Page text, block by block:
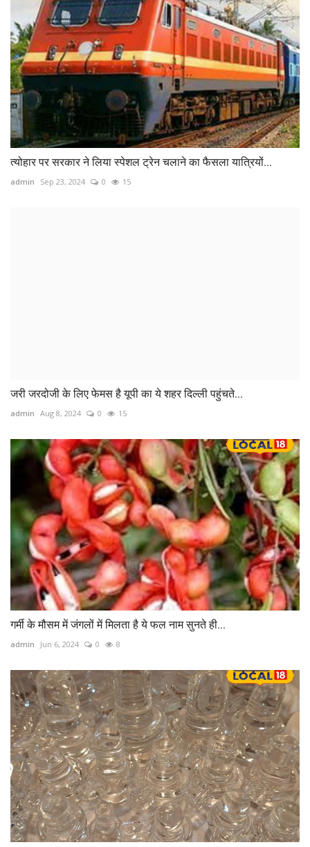
त्योहार पर सरकार ने लिया स्पेशल ट्रेन चलाने का फैसला यात्रियों...
admin Sep 23, 2024 0 15
जरी जरदोजी के लिए फेमस है यूपी का ये शहर दिल्ली पहुंचते...
admin Aug 8, 2024 0 15
गर्मी के मौसम में जंगलों में मिलता है ये फल नाम सुनते ही...
admin Jun 6, 2024 0 8